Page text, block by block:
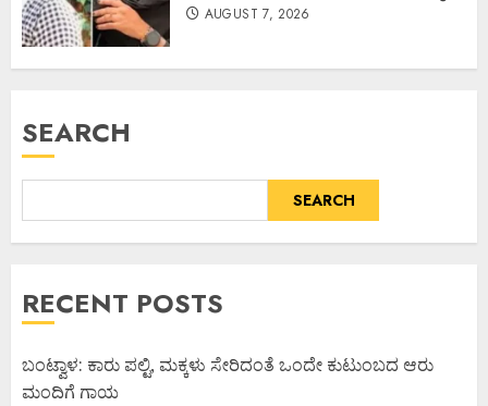
AUGUST 7, 2026
SEARCH
SEARCH
RECENT POSTS
ಬಂಟ್ವಾಳ: ಕಾರು ಪಲ್ಟಿ, ಮಕ್ಕಳು ಸೇರಿದಂತೆ ಒಂದೇ ಕುಟುಂಬದ ಆರು
ಮಂದಿಗೆ ಗಾಯ